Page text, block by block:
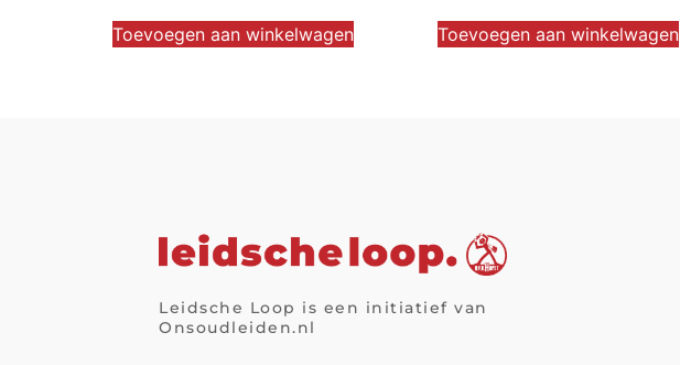
Toevoegen aan winkelwagen Toevoegen aan winkelwagen
Leidsche Loop is een initiatief van
Onsoudleiden.nl